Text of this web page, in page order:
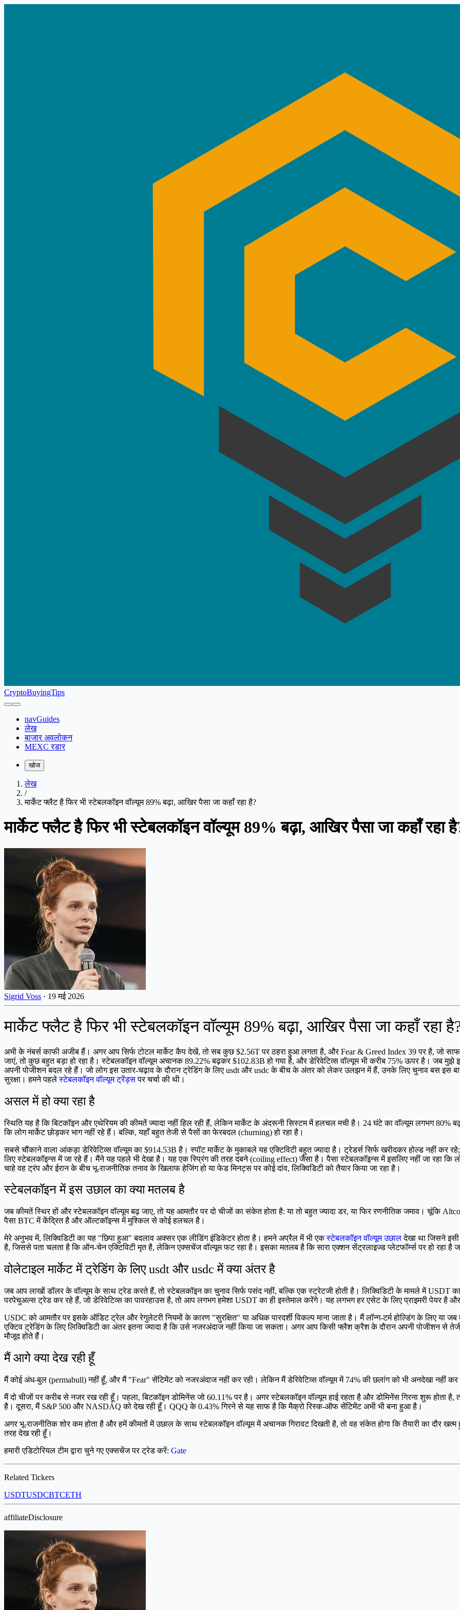
CryptoBuyingTips
navGuides
लेख
बाजार अवलोकन
MEXC रडार
खोज
लेख
/
मार्केट फ्लैट है फिर भी स्टेबलकॉइन वॉल्यूम 89% बढ़ा, आखिर पैसा जा कहाँ रहा है?
मार्केट फ्लैट है फिर भी स्टेबलकॉइन वॉल्यूम 89% बढ़ा, आखिर पैसा जा कहाँ रहा
Sigrid Voss · 19 मई 2026
मार्केट फ्लैट है फिर भी स्टेबलकॉइन वॉल्यूम 89% बढ़ा, आखिर पैसा जा कहाँ रहा
अभी के नंबर्स काफी अजीब हैं। अगर आप सिर्फ टोटल मार्केट कैप देखें, तो सब कुछ $2.56T पर ठहरा हुआ लगता है, और Fear & Greed Index 39 पर है, जो
जाएं, तो कुछ बहुत बड़ा हो रहा है। स्टेबलकॉइन वॉल्यूम अचानक 89.22% बढ़कर $102.83B हो गया है, और डेरिवेटिव्स वॉल्यूम भी करीब 75% ऊपर है। जब मुझे
अपनी पोजीशन बदल रहे हैं। जो लोग इस उतार-चढ़ाव के दौरान ट्रेडिंग के लिए usdt और usdc के बीच के अंतर को लेकर उलझन में हैं, उनके लिए चुनाव बस इस बात
सुरक्षा। हमने पहलेस्टेबलकॉइन वॉल्यूम ट्रेंड्सपर चर्चा की थी।
असल में हो क्या रहा है
स्थिति यह है कि बिटकॉइन और एथेरियम की कीमतें ज्यादा नहीं हिल रही हैं, लेकिन मार्केट के अंदरूनी सिस्टम में हलचल मची है। 24 घंटे का वॉल्यूम लगभग
कि लोग मार्केट छोड़कर भाग नहीं रहे हैं। बल्कि, यहाँ बहुत तेजी से पैसों का फेरबदल (churning) हो रहा है।
सबसे चौंकाने वाला आंकड़ा डेरिवेटिव्स वॉल्यूम का $914.53B है। स्पॉट मार्केट के मुकाबले यह एक्टिविटी बहुत ज्यादा है। ट्रेडर्स सिर्फ खरीदकर होल्ड नहीं
लिए स्टेबलकॉइन्स में जा रहे हैं। मैंने यह पहले भी देखा है। यह एक स्प्रिंग की तरह दबने (coiling effect) जैसा है। पैसा स्टेबलकॉइन्स में इसलिए नहीं जा रहा कि
चाहे वह ट्रंप और ईरान के बीच भू-राजनीतिक तनाव के खिलाफ हेजिंग हो या फेड मिनट्स पर कोई दांव, लिक्विडिटी को तैयार किया जा रहा है।
स्टेबलकॉइन में इस उछाल का क्या मतलब है
जब कीमतें स्थिर हों और स्टेबलकॉइन वॉल्यूम बढ़ जाए, तो यह आमतौर पर दो चीजों का संकेत होता है: या तो बहुत ज्यादा डर, या फिर रणनीतिक जमाव। चूंकि
पैसा BTC में केंद्रित है और ऑल्टकॉइन्स में मुश्किल से कोई हलचल है।
मेरे अनुभव में, लिक्विडिटी का यह "छिपा हुआ" बदलाव अक्सर एक लीडिंग इंडिकेटर होता है। हमने अप्रैल में भी एकस्टेबलकॉइन वॉल्यूम उछालदेखा था जिसने
है, जिससे पता चलता है कि ऑन-चेन एक्टिविटी मृत है, लेकिन एक्सचेंज वॉल्यूम फट रहा है। इसका मतलब है कि सारा एक्शन सेंट्रलाइज्ड प्लेटफॉर्म्स पर हो रहा है
वोलेटाइल मार्केट में ट्रेडिंग के लिए usdt और usdc में क्या अंतर है
जब आप लाखों डॉलर के वॉल्यूम के साथ ट्रेड करते हैं, तो स्टेबलकॉइन का चुनाव सिर्फ पसंद नहीं, बल्कि एक स्ट्रेटजी होती है। लिक्विडिटी के मामले में USDT
परपेचुअल्स ट्रेड कर रहे हैं, जो डेरिवेटिव्स का पावरहाउस है, तो आप लगभग हमेशा USDT का ही इस्तेमाल करेंगे। यह लगभग हर एसेट के लिए प्राइमरी पेयर है
USDC को आमतौर पर इसके ऑडिट ट्रेल और रेगुलेटरी नियमों के कारण "सुरक्षित" या अधिक पारदर्शी विकल्प माना जाता है। मैं लॉन्ग-टर्म होल्डिंग के लिए
एक्टिव ट्रेडिंग के लिए लिक्विडिटी का अंतर इतना ज्यादा है कि उसे नजरअंदाज नहीं किया जा सकता। अगर आप किसी फ्लैश क्रैश के दौरान अपनी पोजीशन से
मौजूद होते हैं।
मैं आगे क्या देख रही हूँ
मैं कोई अंध-बुल (permabull) नहीं हूँ, और मैं "Fear" सेंटिमेंट को नजरअंदाज नहीं कर रही। लेकिन मैं डेरिवेटिव्स वॉल्यूम में 74% की छलांग को भी अनदेखा नहीं
मैं दो चीजों पर करीब से नजर रख रही हूँ। पहला, बिटकॉइन डोमिनेंस जो 60.11% पर है। अगर स्टेबलकॉइन वॉल्यूम हाई रहता है और डोमिनेंस गिरना शुरू होता
है। दूसरा, मैं S&P 500 और NASDAQ को देख रही हूँ। QQQ के 0.43% गिरने से यह साफ है कि मैक्रो रिस्क-ऑफ सेंटिमेंट अभी भी बना हुआ है।
अगर भू-राजनीतिक शोर कम होता है और हमें कीमतों में उछाल के साथ स्टेबलकॉइन वॉल्यूम में अचानक गिरावट दिखती है, तो वह संकेत होगा कि तैयारी का दौर
तरह देख रही हूँ।
हमारी एडिटोरियल टीम द्वारा चुने गए एक्सचेंज पर ट्रेड करें: Gate
Related Tickers
USDTUSDCBTCETH
affiliateDisclosure